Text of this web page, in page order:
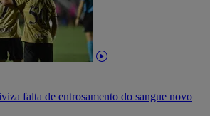
falta de entrosamento do sangue novo